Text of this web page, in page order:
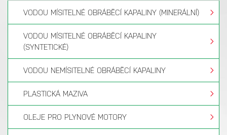
VODOU MÍSITELNÉ OBRÁBĚCÍ KAPALINY (MINERÁLNÍ)
VODOU MÍSITELNÉ OBRÁBĚCÍ KAPALINY
(SYNTETICKÉ)
VODOU NEMÍSITELNÉ OBRÁBĚCÍ KAPALINY
PLASTICKÁ MAZIVA
OLEJE PRO PLYNOVÉ MOTORY